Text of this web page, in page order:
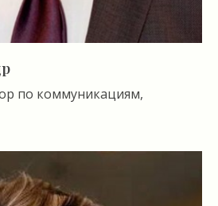
по коммуникациям,